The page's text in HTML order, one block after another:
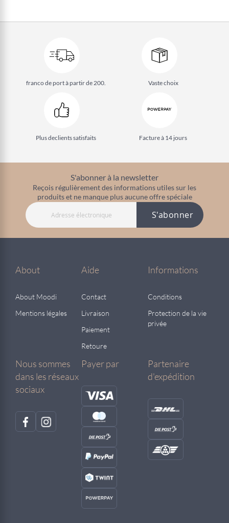
franco de port à partir de 200. Vaste choix
Plus declients satisfaits Facture à 14 jours
S'abonner à la newsletter
Reçois régulièrement des informations utiles sur les
produits et ne manque plus aucune offre spéciale
S'abonner
About
About Moodi
Mentions légales
Aide
Contact
Livraison
Paiement
Retoure
Informations
Conditions
Protection de la vie
privée
Nous sommes
dans les réseaux
sociaux
Payer par
Partenaire
d'expédition